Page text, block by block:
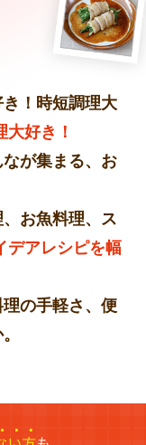
！時短調理大
大好き！
なが集まる、お
お魚料理、ス
デアレシピを幅
の手軽さ、便